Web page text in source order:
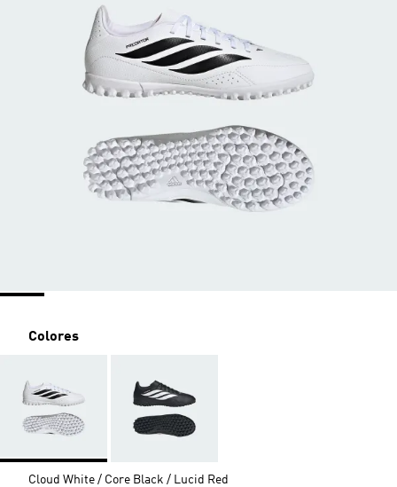
Colores
Cloud White / Core Black / Lucid Red